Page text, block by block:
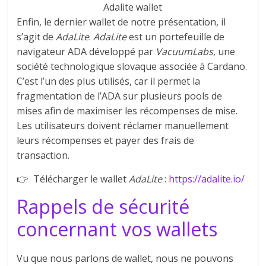
Adalite wallet
Enfin, le dernier wallet de notre présentation, il
s’agit deAdaLite.AdaLiteest un portefeuille de
navigateur ADA développé par VacuumLabs, une
société technologique slovaque associée à Cardano.
C’est l’un des plus utilisés, car il permet la
fragmentation de l’ADA sur plusieurs pools de
mises afin de maximiser les récompenses de mise.
Les utilisateurs doivent réclamer manuellement
leurs récompenses et payer des frais de
transaction.
👉 Télécharger le walletAdaLite: https://adalite.io/
Rappels de sécurité
concernant vos wallets
Vu que nous parlons de wallet, nous ne pouvons